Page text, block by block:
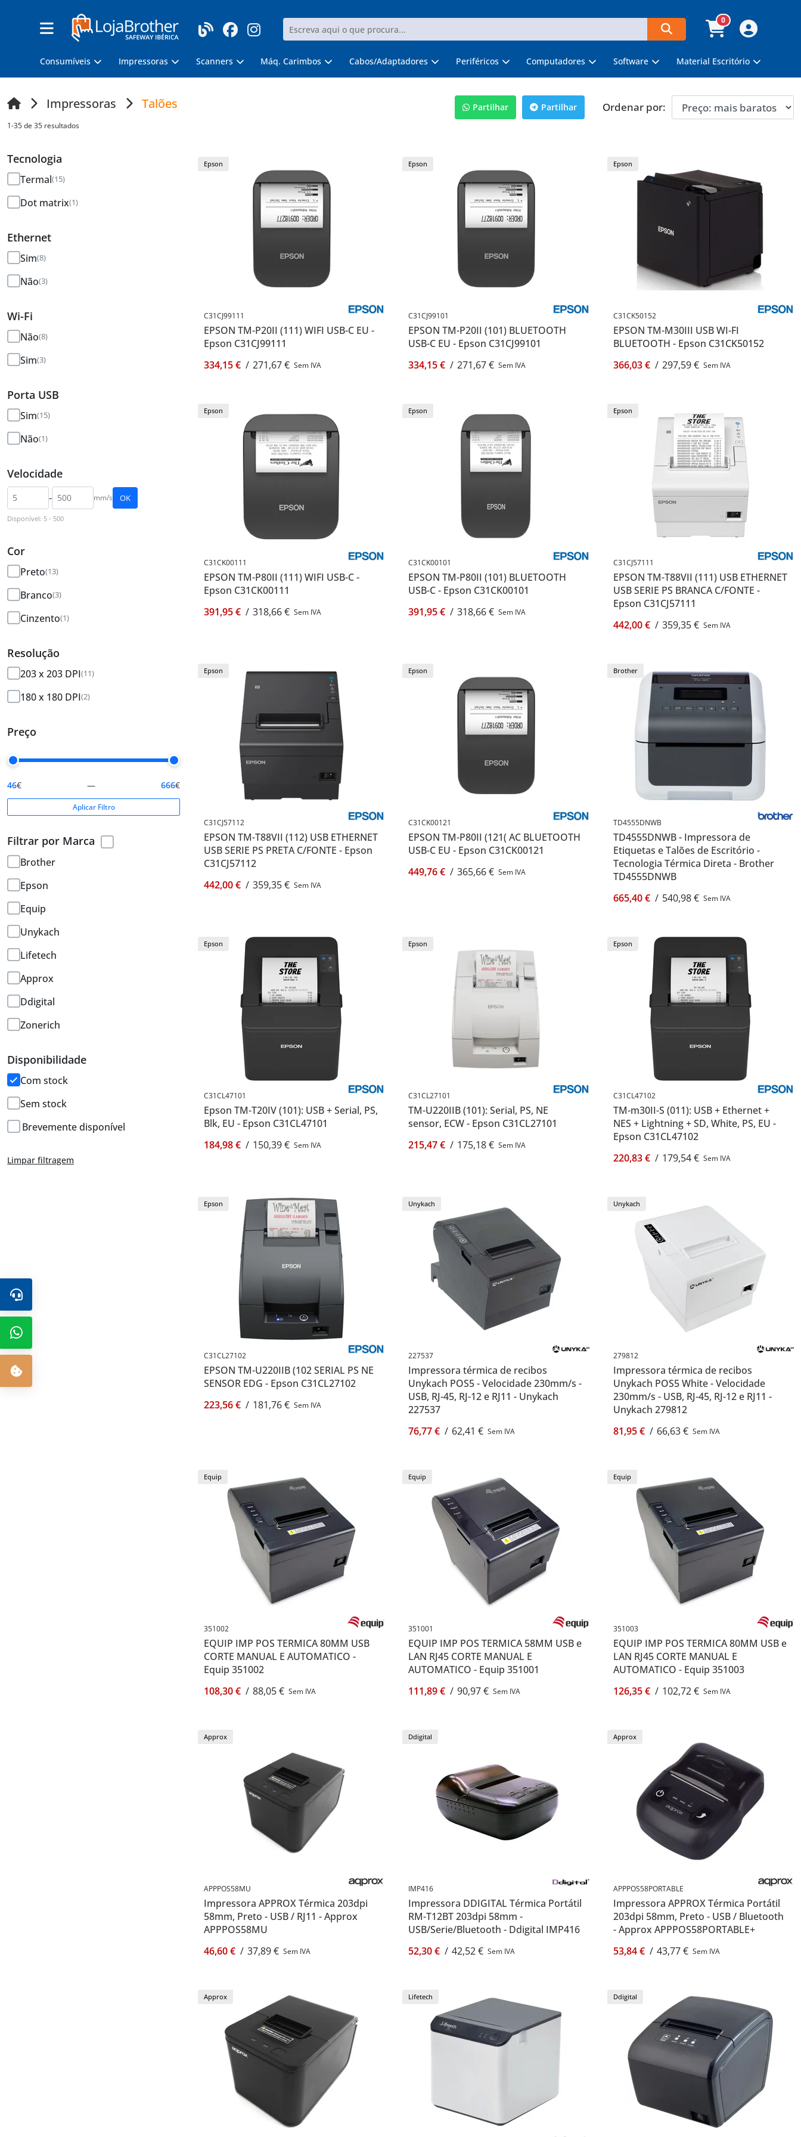
0
Consumíveis Impressoras Scanners Máq. Carimbos Cabos/Adaptadores Periféricos Computadores Software Material Escritório
Impressoras Talões
1-35 de 35 resultados
Partilhar Partilhar Ordenar por:
Tecnologia
Termal(15)
Dot matrix(1)
Ethernet
Sim(8)
Não(3)
Wi-Fi
Não(8)
Sim(3)
Porta USB
Sim(15)
Não(1)
Velocidade
- mm/s OK
Disponível: 5 - 500
Cor
Preto(13)
Branco(3)
Cinzento(1)
Resolução
203 x 203 DPI(11)
180 x 180 DPI(2)
Preço
46€ — 666€
Aplicar Filtro
Filtrar por Marca
Brother
Epson
Equip
Unykach
Lifetech
Approx
Ddigital
Zonerich
Disponibilidade
Com stock
Sem stock
Brevemente disponível
Limpar filtragem
Epson
C31CJ99111
EPSON TM-P20II (111) WIFI USB-C EU -
Epson C31CJ99111
334,15 € / 271,67 € Sem IVA
Epson
C31CJ99101
EPSON TM-P20II (101) BLUETOOTH
USB-C EU - Epson C31CJ99101
334,15 € / 271,67 € Sem IVA
Epson
C31CK50152
EPSON TM-M30III USB WI-FI
BLUETOOTH - Epson C31CK50152
366,03 € / 297,59 € Sem IVA
Epson
C31CK00111
EPSON TM-P80II (111) WIFI USB-C -
Epson C31CK00111
391,95 € / 318,66 € Sem IVA
Epson
C31CK00101
EPSON TM-P80II (101) BLUETOOTH
USB-C - Epson C31CK00101
391,95 € / 318,66 € Sem IVA
Epson
C31CJ57111
EPSON TM-T88VII (111) USB ETHERNET
USB SERIE PS BRANCA C/FONTE -
Epson C31CJ57111
442,00 € / 359,35 € Sem IVA
Epson
C31CJ57112
EPSON TM-T88VII (112) USB ETHERNET
USB SERIE PS PRETA C/FONTE - Epson
C31CJ57112
442,00 € / 359,35 € Sem IVA
Epson
C31CK00121
EPSON TM-P80II (121( AC BLUETOOTH
USB-C EU - Epson C31CK00121
449,76 € / 365,66 € Sem IVA
Brother
TD4555DNWB
TD4555DNWB - Impressora de
Etiquetas e Talões de Escritório -
Tecnologia Térmica Direta - Brother
TD4555DNWB
665,40 € / 540,98 € Sem IVA
Epson
C31CL47101
Epson TM-T20IV (101): USB + Serial, PS,
Blk, EU - Epson C31CL47101
184,98 € / 150,39 € Sem IVA
Epson
C31CL27101
TM-U220IIB (101): Serial, PS, NE
sensor, ECW - Epson C31CL27101
215,47 € / 175,18 € Sem IVA
Epson
C31CL47102
TM-m30II-S (011): USB + Ethernet +
NES + Lightning + SD, White, PS, EU -
Epson C31CL47102
220,83 € / 179,54 € Sem IVA
Epson
C31CL27102
EPSON TM-U220IIB (102 SERIAL PS NE
SENSOR EDG - Epson C31CL27102
223,56 € / 181,76 € Sem IVA
Unykach
227537
Impressora térmica de recibos
Unykach POS5 - Velocidade 230mm/s -
USB, RJ-45, RJ-12 e RJ11 - Unykach
227537
76,77 € / 62,41 € Sem IVA
Unykach
279812
Impressora térmica de recibos
Unykach POS5 White - Velocidade
230mm/s - USB, RJ-45, RJ-12 e RJ11 -
Unykach 279812
81,95 € / 66,63 € Sem IVA
Equip
351002
EQUIP IMP POS TERMICA 80MM USB
CORTE MANUAL E AUTOMATICO -
Equip 351002
108,30 € / 88,05 € Sem IVA
Equip
351001
EQUIP IMP POS TERMICA 58MM USB e
LAN RJ45 CORTE MANUAL E
AUTOMATICO - Equip 351001
111,89 € / 90,97 € Sem IVA
Equip
351003
EQUIP IMP POS TERMICA 80MM USB e
LAN RJ45 CORTE MANUAL E
AUTOMATICO - Equip 351003
126,35 € / 102,72 € Sem IVA
Approx
APPPOS58MU
Impressora APPROX Térmica 203dpi
58mm, Preto - USB / RJ11 - Approx
APPPOS58MU
46,60 € / 37,89 € Sem IVA
Ddigital
IMP416
Impressora DDIGITAL Térmica Portátil
RM-T12BT 203dpi 58mm -
USB/Serie/Bluetooth - Ddigital IMP416
52,30 € / 42,52 € Sem IVA
Approx
APPPOS58PORTABLE
Impressora APPROX Térmica Portátil
203dpi 58mm, Preto - USB / Bluetooth
- Approx APPPOS58PORTABLE+
53,84 € / 43,77 € Sem IVA
Approx Lifetech Ddigital